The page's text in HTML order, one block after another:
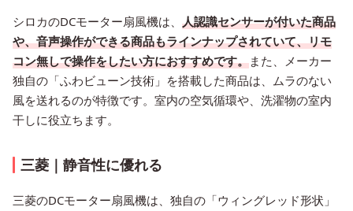
シロカのDCモーター扇風機は、 人認識センサーが付いた商品
や、音声操作ができる商品もラインナップされていて、リモ
コン無しで操作をしたい方におすすめです。また、メーカー
独自の「ふわビューン技術」を搭載した商品は、ムラのない
風を送れるのが特徴です。室内の空気循環や、洗濯物の室内
干しに役立ちます。
三菱｜静音性に優れる
三菱のDCモーター扇風機は、独自の「ウィングレッド形状」